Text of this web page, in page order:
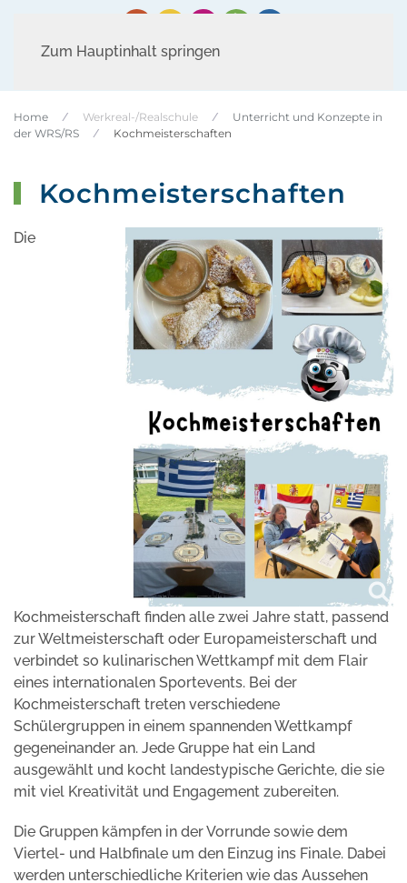
Zum Hauptinhalt springen
Home Werkreal-/Realschule
Unterricht und Konzepte in
der WRS/RS
Kochmeisterschaften
Kochmeisterschaften
Die
Kochmeisterschaft finden alle zwei Jahre statt, passend
zur Weltmeisterschaft oder Europameisterschaft und
verbindet so kulinarischen Wettkampf mit dem Flair
eines internationalen Sportevents. Bei der
Kochmeisterschaft treten verschiedene
Schülergruppen in einem spannenden Wettkampf
gegeneinander an. Jede Gruppe hat ein Land
ausgewählt und kocht landestypische Gerichte, die sie
mit viel Kreativität und Engagement zubereiten.
Die Gruppen kämpfen in der Vorrunde sowie dem
Viertel- und Halbfinale um den Einzug ins Finale. Dabei
werden unterschiedliche Kriterien wie das Aussehen